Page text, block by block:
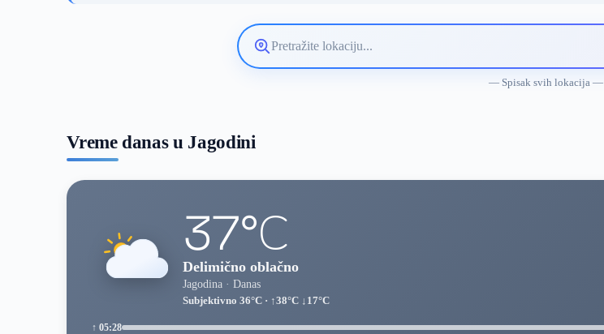
Pretražite
lokaciju
— Spisak svih lokacija —
Vreme danas u Jagodini
37°C
Delimično oblačno
Jagodina · Danas
Subjektivno 36°C · ↑38°C ↓17°C
↑ 05:28